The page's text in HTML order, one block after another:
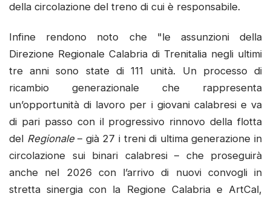
della circolazione del treno di cui è responsabile.
Infine rendono noto che "le assunzioni della
Direzione Regionale Calabria di Trenitalia negli ultimi
tre anni sono state di 111 unità. Un processo di
ricambio generazionale che rappresenta
un’opportunità di lavoro per i giovani calabresi e va
di pari passo con il progressivo rinnovo della flotta
del Regionale– già 27 i treni di ultima generazione in
circolazione sui binari calabresi – che proseguirà
anche nel 2026 con l’arrivo di nuovi convogli in
stretta sinergia con la Regione Calabria e ArtCal,